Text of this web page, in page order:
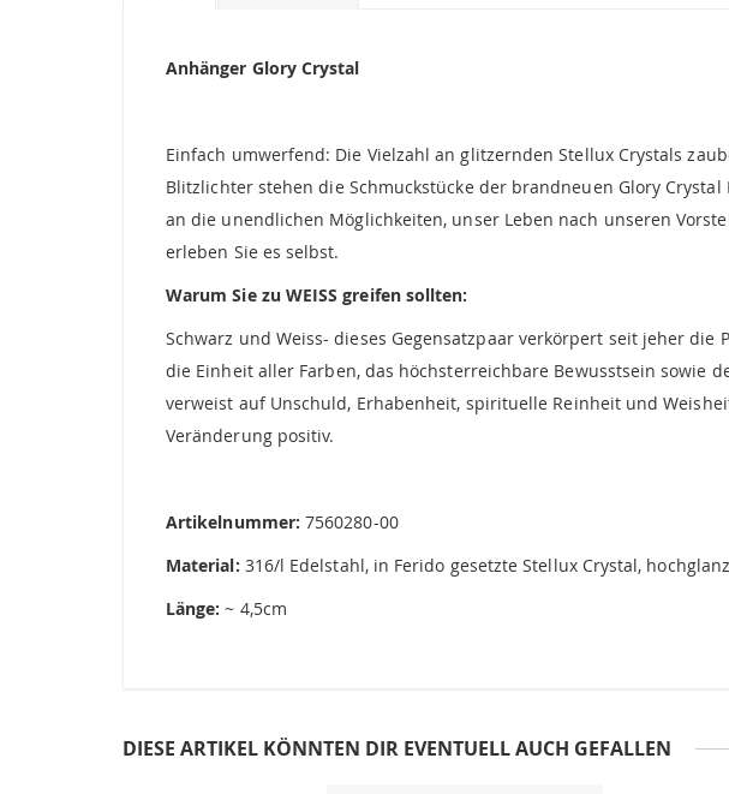
Anhänger Glory Crystal
Einfach umwerfend: Die Vielzahl an glitzernden Stellux Crystals
Blitzlichter stehen die Schmuckstücke der brandneuen Glory
an die unendlichen Möglichkeiten, unser Leben nach unseren
erleben Sie es selbst.
Warum Sie zu WEISS greifen sollten:
Schwarz und Weiss- dieses Gegensatzpaar verkörpert seit jeher
die Einheit aller Farben, das höchsterreichbare Bewusstsein
verweist auf Unschuld, Erhabenheit, spirituelle Reinheit und
Veränderung positiv.
Artikelnummer: 7560280-00
Material: 316/l Edelstahl, in Ferido gesetzte Stellux Crystal,
Länge: ~ 4,5cm
DIESE ARTIKEL KÖNNTEN DIR EVENTUELL AUCH GEFALLEN